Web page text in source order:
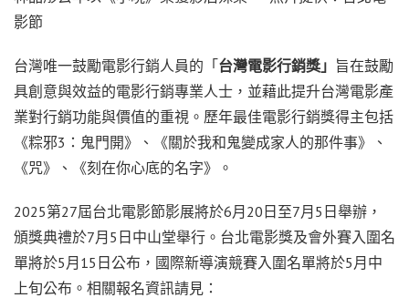
影節
台灣唯一鼓勵電影行銷人員的「台灣電影行銷獎」 旨在鼓勵
具創意與效益的電影行銷專業人士，並藉此提升台灣電影產
業對行銷功能與價值的重視。歷年最佳電影行銷獎得主包括
《粽邪3：鬼門開》、《關於我和鬼變成家人的那件事》、
《咒》、《刻在你心底的名字》。
2025第27屆台北電影節影展將於6月20日至7月5日舉辦，
頒獎典禮於7月5日中山堂舉行。台北電影獎及會外賽入圍名
單將於5月15日公布，國際新導演競賽入圍名單將於5月中
上旬公布。相關報名資訊請見：